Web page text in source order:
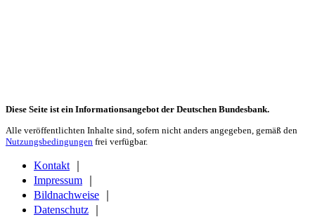
Diese Seite ist ein Informationsangebot der Deutschen Bundesbank.
Alle veröffentlichten Inhalte sind, sofern nicht anders angegeben, gemäß den
Nutzungsbedingungen frei verfügbar.
Kontakt
Impressum
Bildnachweise
Datenschutz